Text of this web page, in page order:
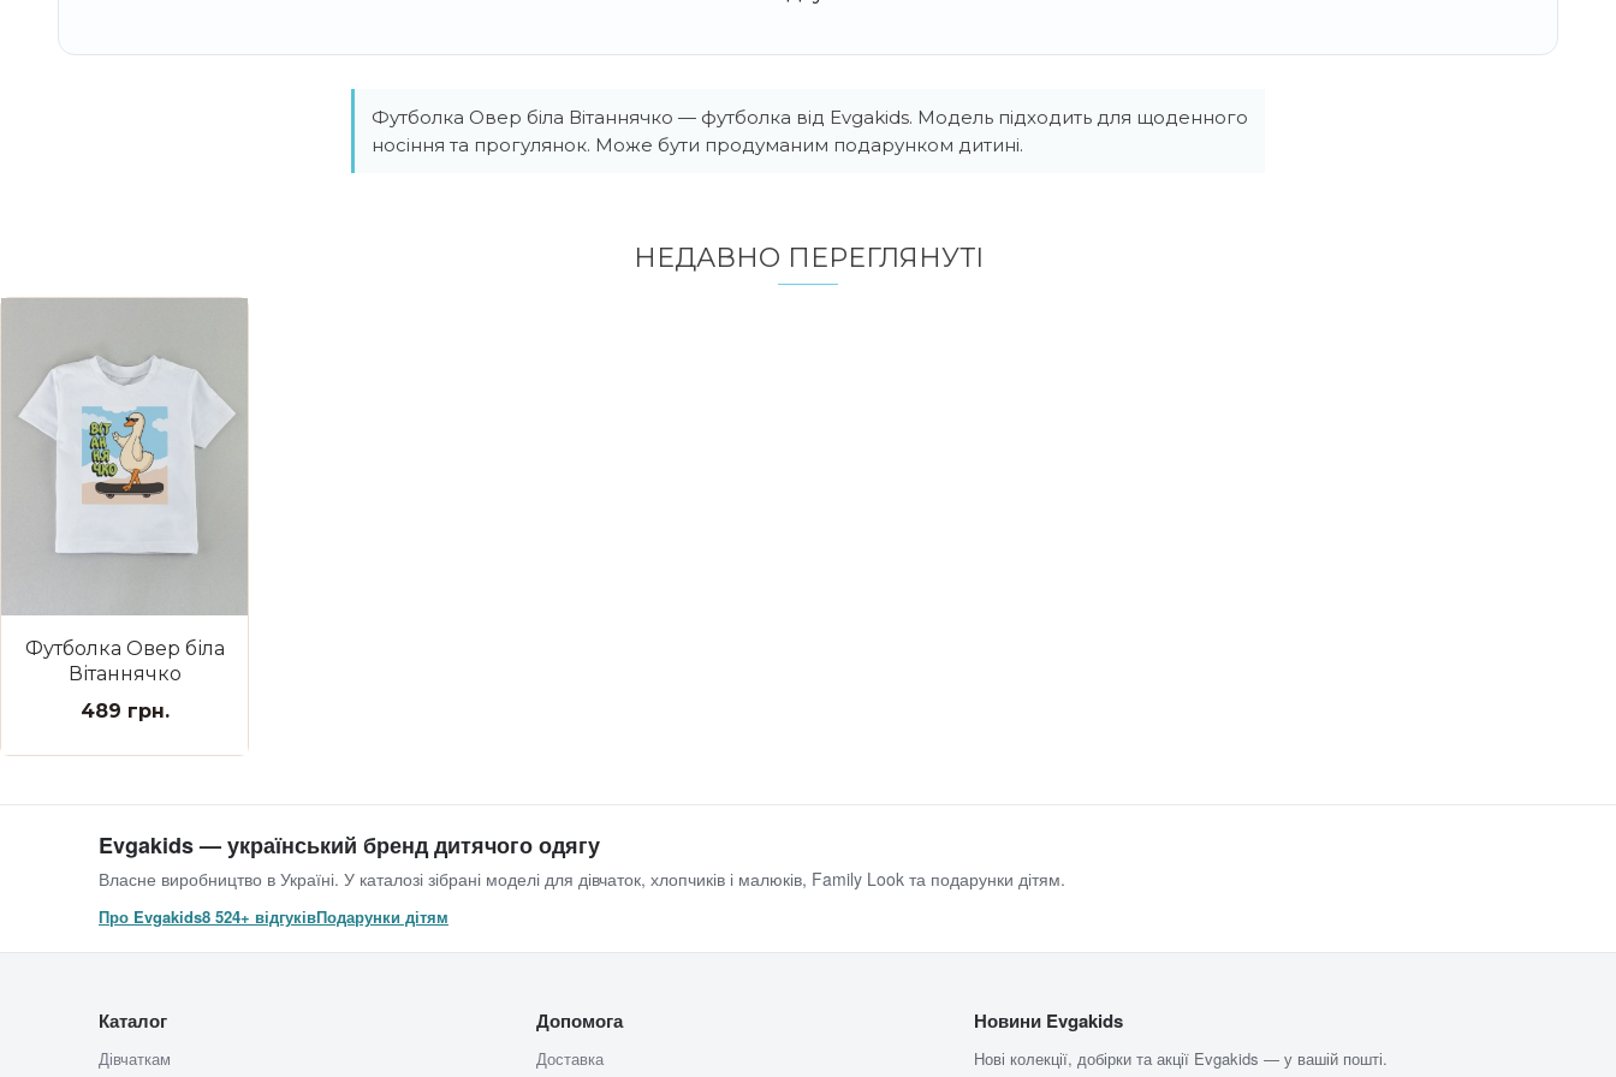
Футболка Овер біла Вітаннячко — футболка від Evgakids. Модель підходить для щоденного
носіння та прогулянок. Може бути продуманим подарунком дитині.
НЕДАВНО ПЕРЕГЛЯНУТI
Футболка Овер біла
Вітаннячко
489 грн.
Evgakids — український бренд дитячого одягу
Власне виробництво в Україні. У каталозі зібрані моделі для дівчаток, хлопчиків і малюків, Family Look та подарунки дітям.
Про Evgakids8 524+ відгуківПодарунки дітям
Каталог
Дівчаткам
Допомога
Доставка
Новини Evgakids
Нові колекції, добірки та акції Evgakids — у вашій пошті.